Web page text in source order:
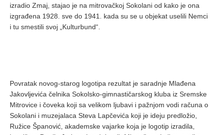
izradio Zmaj, stajao je na mitrovačkoj Sokolani od kako je ona
izgrađena 1928. sve do 1941. kada su se u objekat uselili Nemci
i tu smestili svoj „Kulturbund“.
Povratak novog-starog logotipa rezultat je saradnje Mlađena
Jakovljevića čelnika Sokolsko-gimnastičarskog kluba iz Sremske
Mitrovice i čoveka koji sa velikom ljubavi i pažnjom vodi računa o
Sokolani i muzejalaca Steva Lapčevića koji je ideju predložio,
Ružice Španović, akademske vajarke koja je logotip izradila,